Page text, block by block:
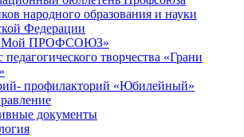
народного образования и науки
Федерации
«Мой ПРОФСОЮЗ»
педагогического творчества «Грани
профилакторий «Юбилейный»
документы